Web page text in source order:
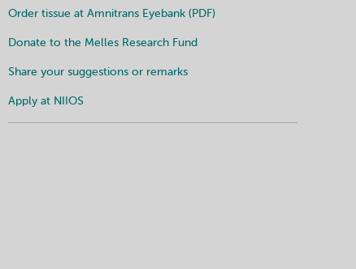
Order tissue at Amnitrans Eyebank (PDF)
Donate to the Melles Research Fund
Share your suggestions or remarks
Apply at NIIOS